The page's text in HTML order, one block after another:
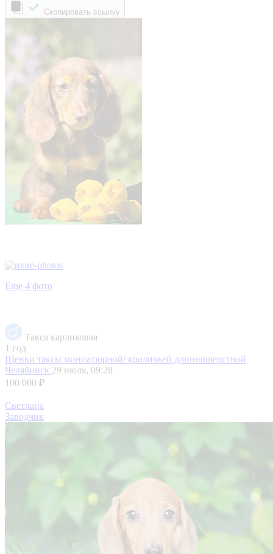
Скопировать ссылку
Еще 4 фото
Такса карликовая
1 год
Щенки таксы миниатюрной/ кроличьей длинношерстной
Челябинск 29 июля, 09:28
100 000 ₽
Светлана
Заводчик